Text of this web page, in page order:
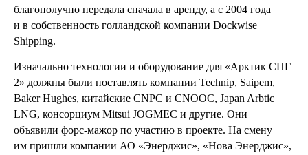
благополучно передала сначала в аренду, а с 2004 года
и в собственность голландской компании Dockwise
Shipping.
Изначально технологии и оборудование для «Арктик СПГ
2» должны были поставлять компании Technip, Saipem,
Baker Hughes, китайские CNPC и CNOOC, Japan Arbtic
LNG, консорциум Mitsui JOGMEC и другие. Они
объявили форс-мажор по участию в проекте. На смену
им пришли компании АО «Энерджис», «Нова Энерджис»,